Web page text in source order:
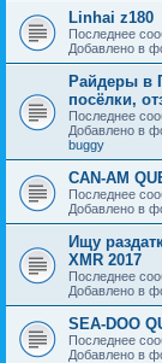
Linhai z180
Последнее
Добавлено в
Райдеры в
посёлки,
Последнее
Добавлено в
buggy
CAN-AM
Последнее
Добавлено в
Ищу
XMR 2017
Последнее
Добавлено в
SEA-DOO
Последнее
Добавлено в